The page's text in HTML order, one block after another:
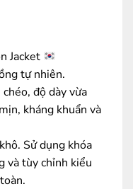
Jacket
tự nhiên.
độ dày vừa
kháng khuẩn và
Sử dụng khóa
và tùy chỉnh kiểu